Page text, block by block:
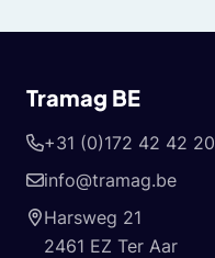
Tramag BE
+31 (0)172 42 42 20
info@tramag.be
Harsweg 21
2461 EZ Ter Aar